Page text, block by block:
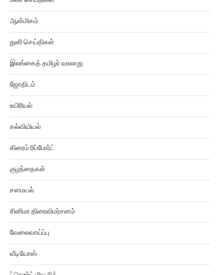
ஆன்மிகம்
துளி செய்திகள்
இலங்கைத் தமிழர் வரலாறு
ஜோதிடம்
உயிரியல்
கல்வியியல்
கிரைம் ரிப்போர்ட்
குழந்தைகள்
சமையல்
சினிமா திரைவிமர்சனம்
வேலைவாய்ப்பு
வீடியோஸ்